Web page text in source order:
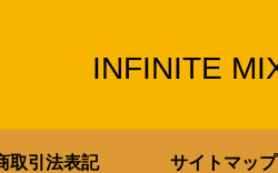
INFINITE
取引法表記 サイトマップ